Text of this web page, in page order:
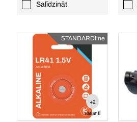
Salīdzināt
STANDARDline
+2
varianti